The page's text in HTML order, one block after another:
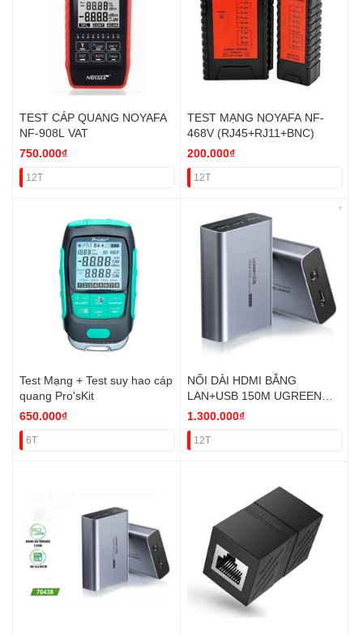
TEST CÁP QUANG NOYAFA
NF-908L VAT
750.000₫
12T
TEST MẠNG NOYAFA NF-
468V (RJ45+RJ11+BNC)
200.000₫
12T
Test Mạng + Test suy hao cáp
quang Pro'sKit
650.000₫
6T
NỐI DÀI HDMI BẰNG
LAN+USB 150M UGREEN
60323 CỤC PHÁT VAT
1.300.000₫
12T